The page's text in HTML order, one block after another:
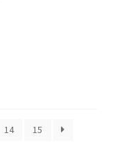
14 15